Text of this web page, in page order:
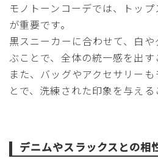
モノトーンコーデでは、トッ
が重要です。
黒スニーカーに合わせて、白
ぶことで、全体の統一感を出す
また、バッグやアクセサリー
とで、洗練された印象を与える
デニムやスラックスとの相